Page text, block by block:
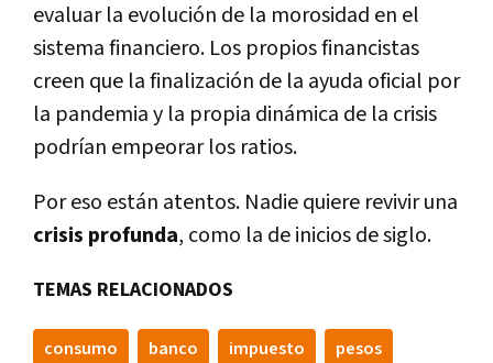
evaluar la evolución de la morosidad en el
sistema financiero. Los propios financistas
creen que la finalización de la ayuda oficial por
la pandemia y la propia dinámica de la crisis
podrían empeorar los ratios.
Por eso están atentos. Nadie quiere revivir una
crisis profunda, como la de inicios de siglo.
TEMAS RELACIONADOS
consumo banco impuesto pesos